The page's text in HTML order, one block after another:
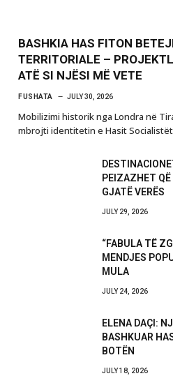
BASHKIA HAS FITON
TERRITORIALE –
ATË SI NJËSI MË VETE
FUSHATA JULY 30, 2026
Mobilizimi historik nga Londra në
mbrojti identitetin e Hasit
PEIZAZHET
GJATË VERËS
JULY 29, 2026
“FABULA TË
MENDJES
MULA
JULY 24, 2026
ELENA DAÇI:
BASHKUAR
BOTËN
JULY 18, 2026